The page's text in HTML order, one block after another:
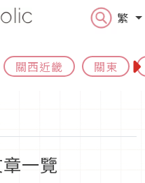
繁
關西近畿 關東
一覽